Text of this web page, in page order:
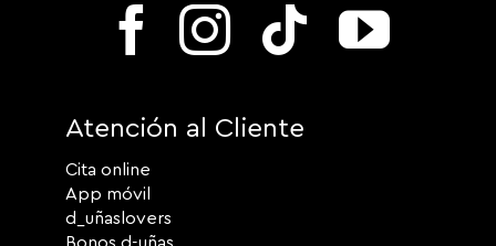
Atención al Cliente
Cita online
App móvil
d_uñaslovers